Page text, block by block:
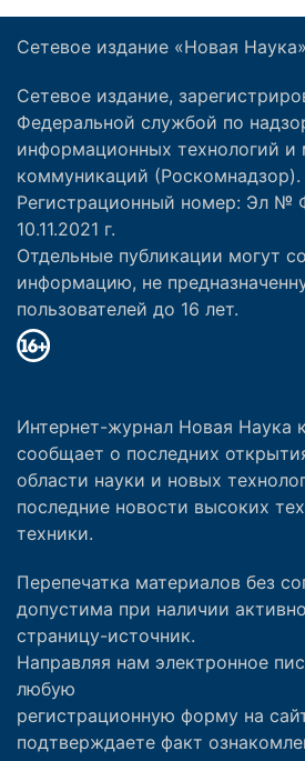
Сетевое издание «Новая Наука»
Сетевое издание,
Федеральной службой по
информационных технологий и
коммуникаций (Роскомнадзор).
Регистрационный номер: Эл №
10.11.2021 г.
Отдельные публикации могут
информацию, не
пользователей до 16 лет.
Интернет-журнал Новая Наука
сообщает о последних
области науки и новых
последние новости высоких
техники.
Перепечатка материалов без
допустима при наличии
страницу-источник.
Направляя нам электронное
любую
регистрационную форму на
подтверждаете факт